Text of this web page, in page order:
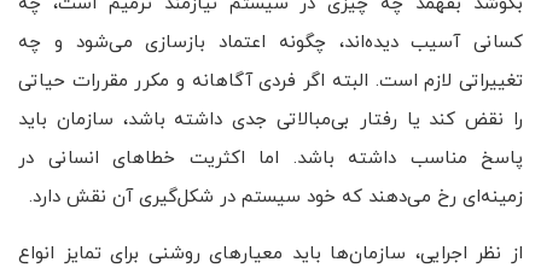
کسانی آسیب دیده‌اند، چگونه اعتماد بازسازی می‌شود و چه
تغییراتی لازم است. البته اگر فردی آگاهانه و مکرر مقررات حیاتی
را نقض کند یا رفتار بی‌مبالاتی جدی داشته باشد، سازمان باید
پاسخ مناسب داشته باشد. اما اکثریت خطاهای انسانی در
زمینه‌ای رخ می‌دهند که خود سیستم در شکل‌گیری آن نقش دارد.
از نظر اجرایی، سازمان‌ها باید معیارهای روشنی برای تمایز انواع